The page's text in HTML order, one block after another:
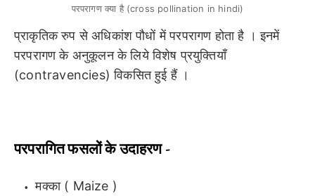
परपरागण क्या है (cross pollination in hindi)
प्राकृतिक रुप से अधिकांश पौधों में परपरागण होता है । इनमें
परपरागण के अनुकूलन के लिये विशेष प्रयुक्तियाँ
(contravencies) विकसित हुई हैं ।
परपरागित फसलों के उदाहरण -
मक्का ( Maize )